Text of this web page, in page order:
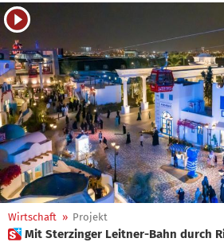
Wirtschaft » Projekt
 Mit Sterzinger Leitner-Bahn durch